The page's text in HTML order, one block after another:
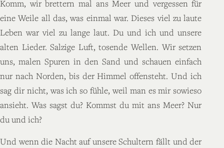
Komm, wir brettern mal ans Meer und vergessen für
eine Weile all das, was einmal war. Dieses viel zu laute
Leben war viel zu lange laut. Du und ich und unsere
alten Lieder. Salzige Luft, tosende Wellen. Wir setzen
uns, malen Spuren in den Sand und schauen einfach
nur nach Norden, bis der Himmel offensteht. Und ich
sag dir nicht, was ich so fühle, weil man es mir sowieso
ansieht. Was sagst du? Kommst du mit ans Meer? Nur
du und ich?
Und wenn die Nacht auf unsere Schultern fällt und der